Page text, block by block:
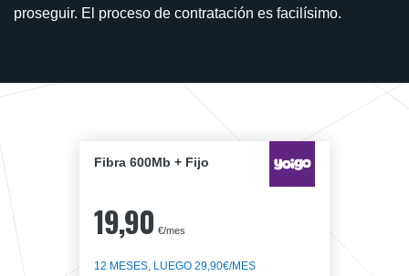
proseguir. El proceso de contratación es facilísimo.
Fibra 600Mb + Fijo
19,90 €/mes
12 MESES, LUEGO 29,90€/MES